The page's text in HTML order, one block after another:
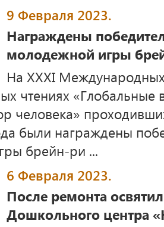
9 Февраля 2023.
Награждены
молодежной игры
На XXХI
чтениях
человека»
были награждены
брейн-ри ...
6 Февраля 2023.
После ремонта
Дошкольного центра